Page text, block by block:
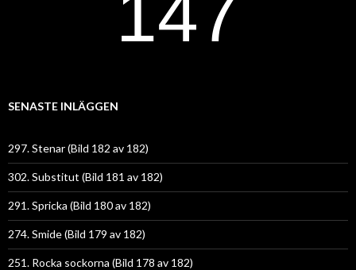
SENASTE INLÄGGEN
297. Stenar (Bild 182 av 182)
302. Substitut (Bild 181 av 182)
291. Spricka (Bild 180 av 182)
274. Smide (Bild 179 av 182)
251. Rocka sockorna (Bild 178 av 182)